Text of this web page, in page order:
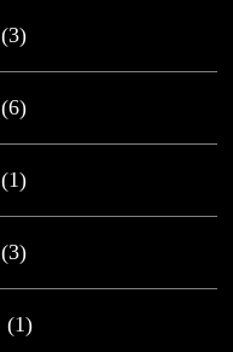
(3)
(6)
(1)
(3)
(1)